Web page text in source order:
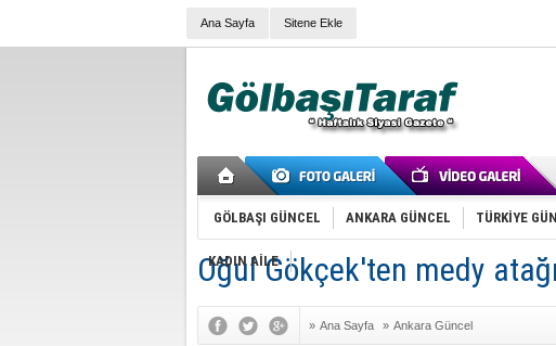
Ana Sayfa Sitene Ekle
GÖLBAŞI GÜNCEL ANKARA GÜNCEL TÜRKİYE
KADIN AİLE
Oğul Gökçek'ten medy atağı
» Ana Sayfa » Ankara Güncel